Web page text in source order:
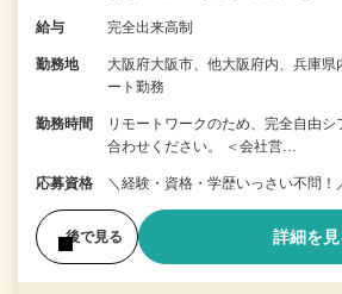
給与 完全出来高制
勤務地
大阪府大阪市、他大阪府内、兵庫
ート勤務
勤務時間
リモートワークのため、完全自由
合わせください。 ＜会社営…
応募資格 ＼経験・資格・学歴いっさい不問！
後で見る 詳細を見